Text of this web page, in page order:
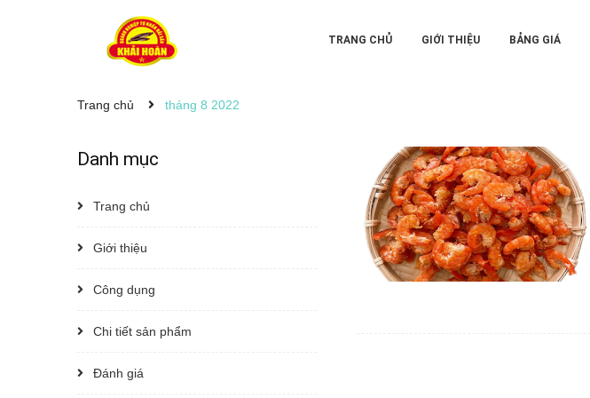
TRANG CHỦ GIỚI THIỆU BẢNG GIÁ
Trang chủ tháng 8 2022
Danh mục
Trang chủ
Giới thiệu
Công dụng
Chi tiết sản phẩm
Đánh giá